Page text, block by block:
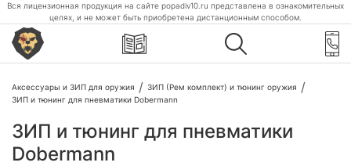
Вся лицензионная продукция на сайте popadiv10.ru представлена в ознакомительных
целях, и не может быть приобретена дистанционным способом.
Аксессуары и ЗИП для оружия
ЗИП (Рем комплект) и тюнинг оружия
ЗИП и тюнинг для пневматики Dobermann
ЗИП и тюнинг для пневматики
Dobermann